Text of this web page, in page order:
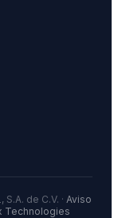
de C.V. · Aviso
Technologies